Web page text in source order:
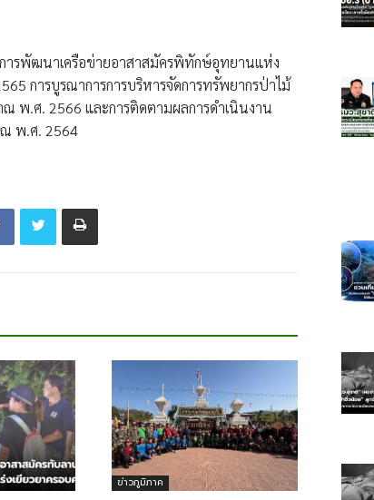
ารพัฒนาเครือข่ายอาสาสมัครพิทักษ์อุทยานแห่ง
การบูรณาการการบริหารจัดการทรัพยากรป่าไม้
พ.ศ. 2566 และการติดตามผลการดำเนินงาน
ณ พ.ศ. 2564
ข่าวภูมิภาค